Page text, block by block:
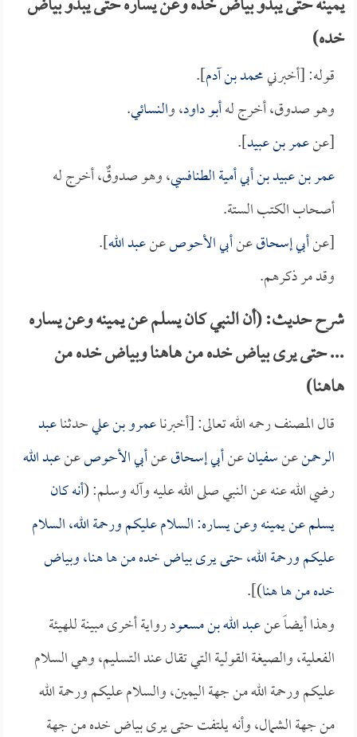
خده)
قوله: [أخبرنيمحمد بن آدم].
وهو صدوق، أخرج لهأبو داود، والنسائي.
[عنعمر بن عبيد].
عمر بن عبيد بن أبي أمية الطنافسي، وهو صدوقٌ، أخرج له
أصحاب الكتب الستة.
[عنأبي إسحاقعنأبي الأحوصعنعبد الله].
وقد مر ذكرهم.
شرح حديث: (أن النبي كان يسلم عن يمينه وعن يساره
... حتى يرى بياض خده من هاهنا وبياض خده من
هاهنا)
قال المصنف رحمه الله تعالى: [أخبرناعمرو بن عليحدثناعبد
الرحمنعنسفيانعنأبي إسحاقعنأبي الأحوصعنعبد الله
رضي الله عنه عن النبي صلى الله عليه وآله وسلم: (أنه كان
يسلم عن يمينه وعن يساره: السلام عليكم ورحمة الله، السلام
عليكم ورحمة الله، حتى يرى بياض خده من ها هنا، وبياض
خده من ها هنا)].
وهذا أيضاً عنعبد الله بن مسعودرواية أخرى مبينة للهيئة
الفعلية، والصيغة القولية التي تقال عند التسليم، وهي السلام
عليكم ورحمة الله من جهة اليمين، والسلام عليكم ورحمة الله
من جهة الشمال، وأنه يلتفت حتى يرى بياض خده من جهة